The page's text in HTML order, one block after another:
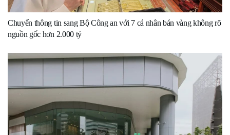
Chuyển thông tin sang Bộ Công an với 7 cá nhân bán vàng không rõ
nguồn gốc hơn 2.000 tỷ